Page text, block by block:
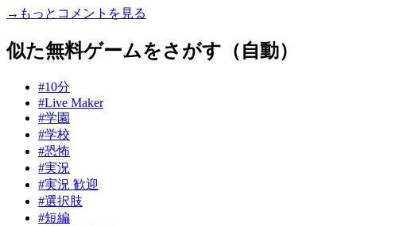
→もっとコメントを見る
似た無料ゲームをさがす（自動）
#10分
#Live Maker
#学園
#学校
#恐怖
#実況
#実況 歓迎
#選択肢
#短編